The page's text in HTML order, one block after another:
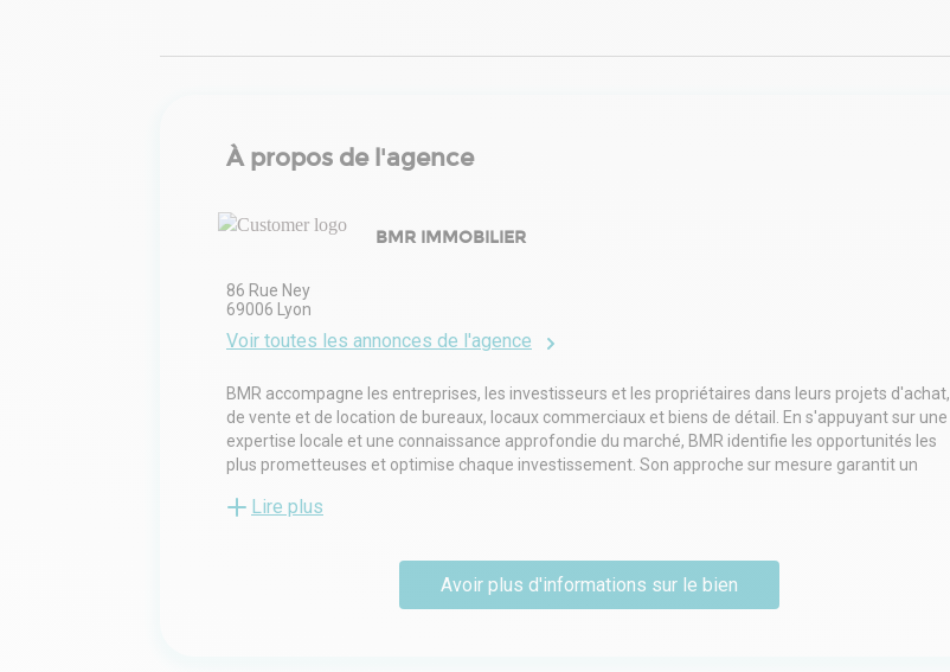
À propos de l'agence
BMR IMMOBILIER
86 Rue Ney
69006 Lyon
Voir toutes les annonces de l'agence
BMR accompagne les entreprises, les investisseurs et les propriétaires dans leurs projets d'achat,
de vente et de location de bureaux, locaux commerciaux et biens de détail. En s'appuyant sur une
expertise locale et une connaissance approfondie du marché, BMR identifie les opportunités les
plus prometteuses et optimise chaque investissement. Son approche sur mesure garantit un
BMR offre également des conseils stratégiques et propose des solutions marketing efficaces
Lire plus
Avoir plus d'informations sur le bien